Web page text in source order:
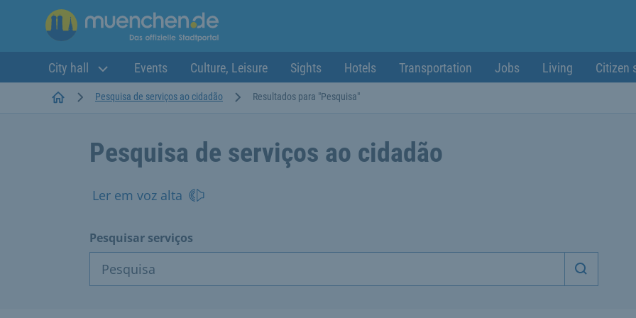
City hall Events Culture, Leisure Sights Hotels Transportation Jobs Living Citizen
StartseitePesquisa de serviços ao cidadão Resultados para "Pesquisa"
Pesquisa de serviços ao cidadão
Ler em voz alta
Pesquisar serviços
Iniciar